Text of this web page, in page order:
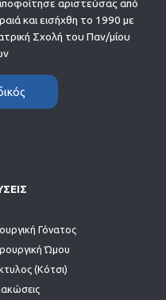
αριστεύσας από
και εισήχθη το 1990 με
Σχολή του Παν/μίου
Γόνατος
Ώμου
(Κότσι)